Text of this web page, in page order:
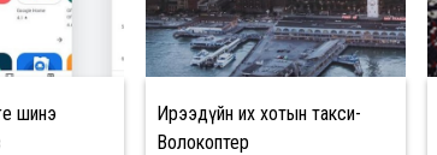
шинэ
Ирээдүйн их хотын такси-
Волокоптер